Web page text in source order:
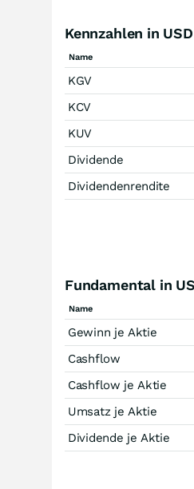
Kennzahlen in USD
Name
KGV
KCV
KUV
Dividende
Dividendenrendite
Fundamental in
Name
Gewinn je Aktie
Cashflow
Cashflow je Aktie
Umsatz je Aktie
Dividende je Aktie